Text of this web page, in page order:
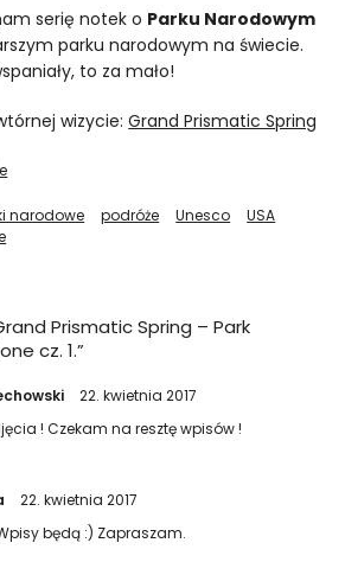
serię notek o Parku Narodowym
parku narodowym na świecie.
to za mało!
wizycie:Grand Prismatic Spring
narodowe podróże Unesco
USA
Prismatic Spring – Park
cz. 1.”
22. kwietnia 2017
! Czekam na resztę wpisów !
22. kwietnia 2017
będą :) Zapraszam.